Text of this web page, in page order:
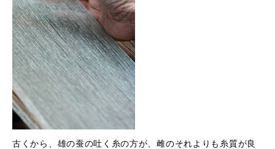
古くから、雄の蚕の吐く糸の方が、雌のそれよりも糸質が良